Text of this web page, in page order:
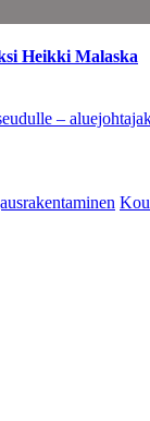
Heikki Malaska
–